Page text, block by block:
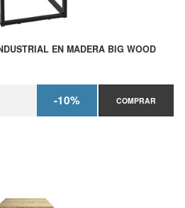
EN MADERA BIG WOOD
-10% COMPRAR